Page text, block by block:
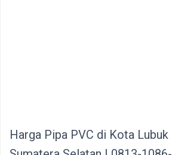
Harga Pipa PVC di Kota